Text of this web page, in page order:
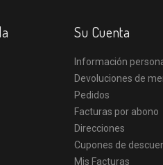
Su Cuenta
Información
Devoluciones de
Pedidos
Facturas por abono
Direcciones
Cupones de
Mis Facturas